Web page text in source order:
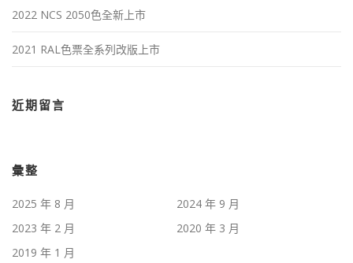
2022 NCS 2050色全新上市
2021 RAL色票全系列改版上市
近期留言
彙整
2025 年 8 月
2024 年 9 月
2023 年 2 月
2020 年 3 月
2019 年 1 月